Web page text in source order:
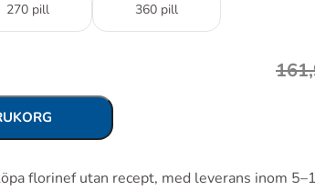
270 pill 360 pill
florinef utan recept, med leverans inom